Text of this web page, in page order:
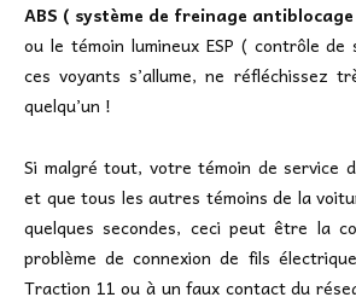
ABS ( système de freinage
ou le témoin lumineux ESP ( contrôle de
ces voyants s’allume, ne réfléchissez
quelqu’un !
Si malgré tout, votre témoin de service
et que tous les autres témoins de la
quelques secondes, ceci peut être la
problème de connexion de fils
Traction 11 ou à un faux contact du